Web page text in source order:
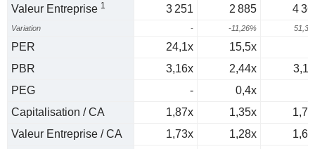
Valeur Entreprise 1 3 251 2 885 4
Variation - -11,26%
PER 24,1x
15,5x
PBR
3,16x 2,44x
PEG
-
0,4x
Capitalisation / CA
1,87x 1,35x
Valeur Entreprise / CA
1,73x 1,28x